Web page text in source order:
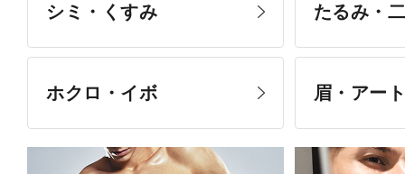
シミ・くすみ
ホクロ・イボ
たるみ・
眉・アー